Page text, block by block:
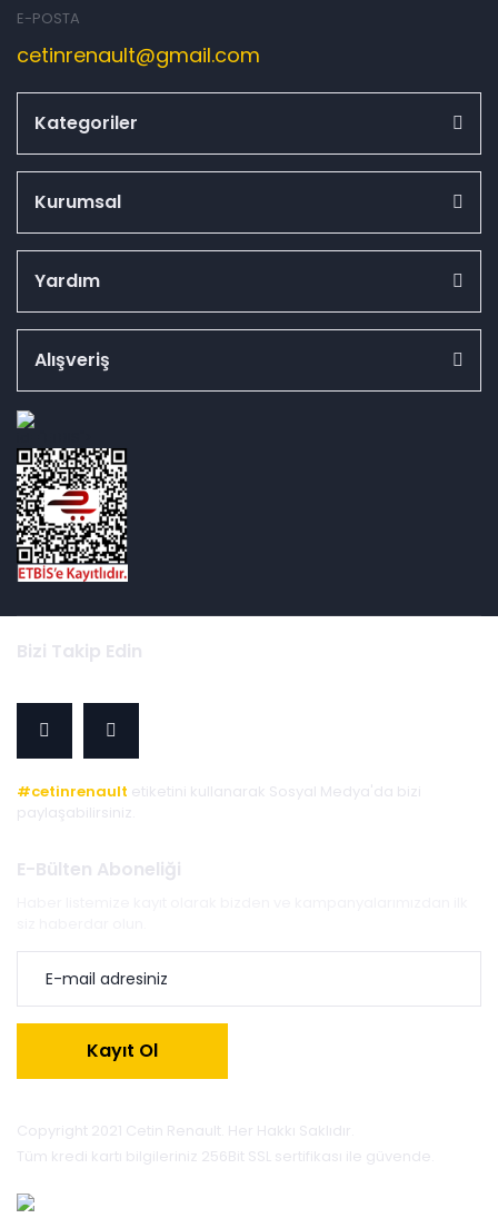
E-POSTA
cetinrenault@gmail.com
Kategoriler
Kurumsal
Yardım
Alışveriş
Bizi Takip Edin
#cetinrenault etiketini kullanarak Sosyal Medya'da bizi
paylaşabilirsiniz.
E-Bülten Aboneliği
Kayıt Ol
Copyright 2021 Cetin Renault. Her Hakkı Saklıdır.
Tüm kredi kartı bilgileriniz 256Bit SSL sertifikası ile güvende.